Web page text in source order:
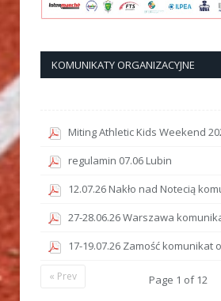
KOMUNIKATY ORGANIZACYJNE
Miting Athletic Kids Weekend
regulamin 07.06 Lubin
12.07.26 Nakło nad Notecią
27-28.06.26 Warszawa
17-19.07.26 Zamość komunikat
Page 1 of12
« Prev